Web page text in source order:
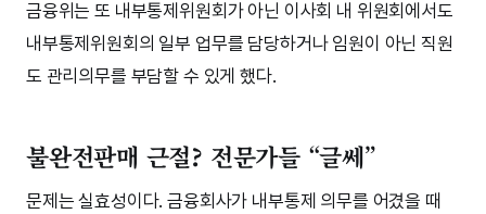
금융위는 또 내부통제위원회가 아닌 이사회 내 위원회에서도
내부통제위원회의 일부 업무를 담당하거나 임원이 아닌 직원
도 관리의무를 부담할 수 있게 했다.
불완전판매 근절? 전문가들 “글쎄”
문제는 실효성이다. 금융회사가 내부통제 의무를 어겼을 때